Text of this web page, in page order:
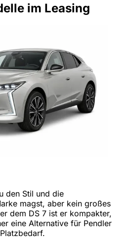
im Leasing
den Stil und die
magst, aber kein großes
dem DS 7 ist er kompakter,
eine Alternative für Pendler